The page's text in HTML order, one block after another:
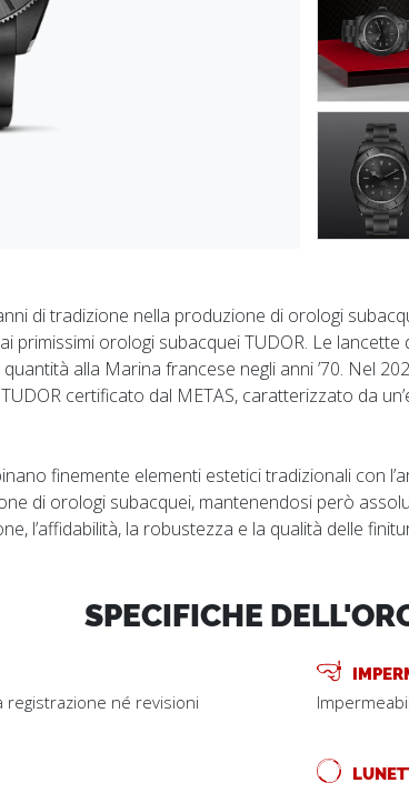
di tradizione nella produzione di orologi
orologi subacquei TUDOR. Le
alla Marina francese negli anni ’70. Nel
TUDOR certificato dal METAS, caratterizzato da
finemente elementi estetici tradizionali con
di orologi subacquei, mantenendosi però
l’affidabilità, la robustezza e la qualità delle
SPECIFICHE
registrazione né revisioni